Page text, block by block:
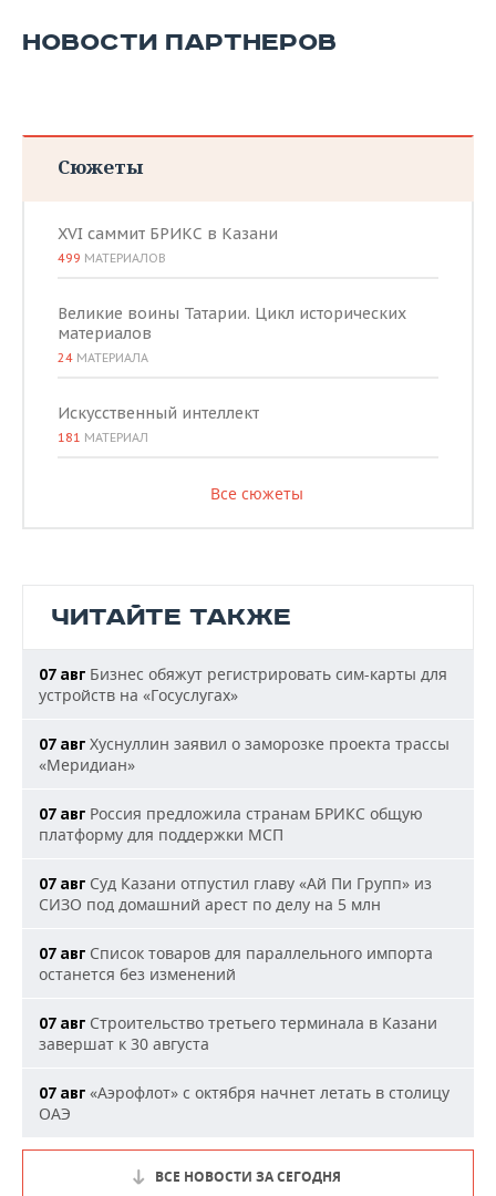
НОВОСТИ ПАРТНЕРОВ
Сюжеты
XVI саммит БРИКС в Казани
499 МАТЕРИАЛОВ
Великие воины Татарии. Цикл исторических
материалов
24 МАТЕРИАЛА
Искусственный интеллект
181 МАТЕРИАЛ
Все сюжеты
ЧИТАЙТЕ ТАКЖЕ
07 авг Бизнес обяжут регистрировать сим-карты для
устройств на «Госуслугах»
07 авг Хуснуллин заявил о заморозке проекта трассы
«Меридиан»
07 авг Россия предложила странам БРИКС общую
платформу для поддержки МСП
07 авг Суд Казани отпустил главу «Ай Пи Групп» из
СИЗО под домашний арест по делу на 5 млн
07 авг Список товаров для параллельного импорта
останется без изменений
07 авг Строительство третьего терминала в Казани
завершат к 30 августа
07 авг «Аэрофлот» с октября начнет летать в столицу
ОАЭ
ВСЕ НОВОСТИ ЗА СЕГОДНЯ